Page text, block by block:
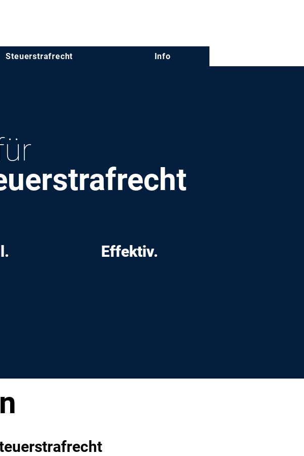
Steuerstrafrecht Info
Effektiv.